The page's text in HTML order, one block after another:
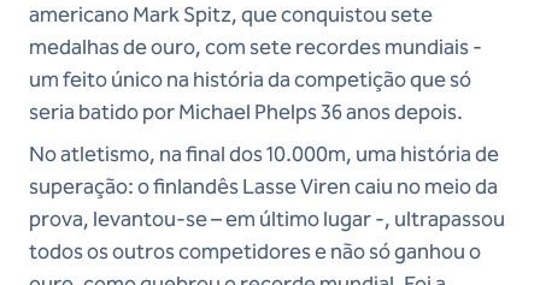
americano Mark Spitz, que conquistou sete
medalhas de ouro, com sete recordes mundiais -
um feito único na história da competição que só
seria batido por Michael Phelps 36 anos depois.
No atletismo, na final dos 10.000m, uma história de
superação: o finlandês Lasse Viren caiu no meio da
prova, levantou-se – em último lugar -, ultrapassou
todos os outros competidores e não só ganhou o